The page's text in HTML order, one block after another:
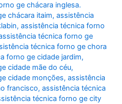
ge chácara inglesa.
chácara itaim,assistência
,assistência técnica forno
técnica forno ge
técnica forno ge chora
forno ge cidade jardim,
cidade mãe do céu,
cidade monções,assistência
francisco,assistência técnica
técnica forno ge city